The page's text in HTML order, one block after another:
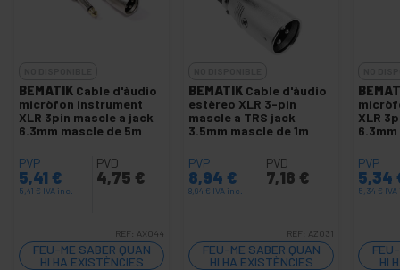
BEMATIK Cable d'àudio
micròfon instrument
XLR 3pin mascle a jack
6.3mm mascle de 5m
PVP
5,41 €
5,41 € IVA inc.
PVD
4,75 €
REF: AX044
FEU-ME SABER QUAN
HI HA EXISTÈNCIES
BEMATIK Cable d'àudio
estèreo XLR 3-pin
mascle a TRS jack
3.5mm mascle de 1m
PVP
8,94 €
8,94 € IVA inc.
PVD
7,18 €
REF: AZ031
FEU-ME SABER QUAN
HI HA EXISTÈNCIES
XLR
PVP
5,34
5,34 €
HI